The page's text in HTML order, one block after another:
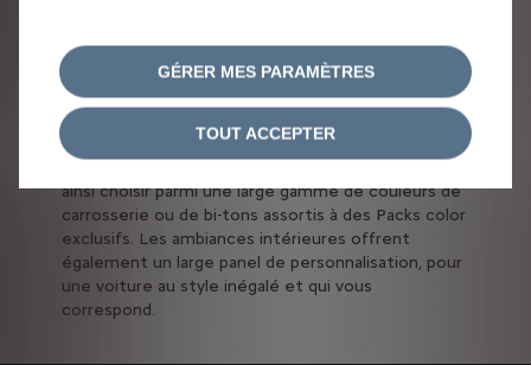
Parce que nous sommes à l'écoute de vos
attentes, nos voitures proposent de nombreuses
combinaisons de personnalisation. Citroën vous
permet en effet de concevoir la voiture qui vous
ainsi choisir parmi une large gamme de couleurs de
carrosserie ou de bi-tons assortis à des Packs color
exclusifs. Les ambiances intérieures offrent
également un large panel de personnalisation, pour
une voiture au style inégalé et qui vous
correspond.
GÉRER MES PARAMÈTRES
TOUT ACCEPTER